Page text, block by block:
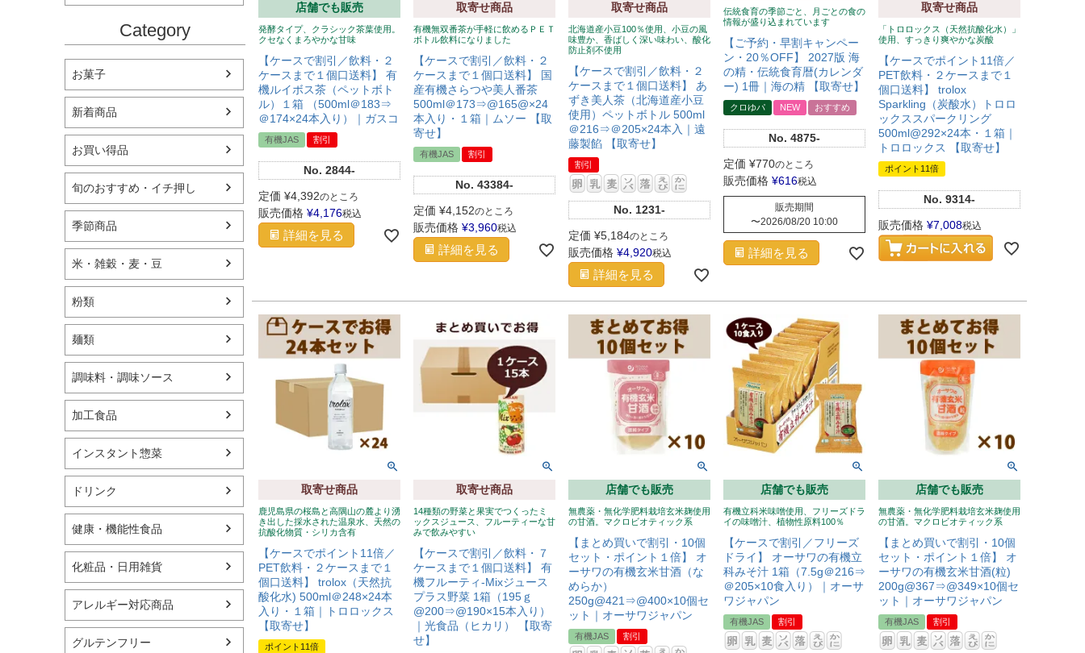
Category
お菓子
新着商品
お買い得品
旬のおすすめ・イチ押し
季節商品
米・雑穀・麦・豆
粉類
麺類
調味料・調味ソース
加工食品
インスタント惣菜
ドリンク
健康・機能性食品
化粧品・日用雑貨
アレルギー対応商品
グルテンフリー
店舗でも販売
発酵タイプ、クラシック茶葉使用。
クセなくまろやかな甘味
【ケースで割引／飲料・２
ケースまで１個口送料】 有
機ルイボス茶（ペットボト
ル）１箱 （500ml＠183⇒
＠174×24本入り）｜ガスコ
有機JAS 割引
No. 2844-
定価 ¥4,392のところ
販売価格 ¥4,176税込
詳細を見る
取寄せ商品
有機無双番茶が手軽に飲めるＰＥＴ
ボトル飲料になりました
【ケースで割引／飲料・２
ケースまで１個口送料】 国
産有機さらつや美人番茶
500ml＠173⇒@165@×24
本入り・１箱｜ムソー 【取
寄せ】
有機JAS 割引
No. 43384-
定価 ¥4,152のところ
販売価格 ¥3,960税込
詳細を見る
取寄せ商品
北海道産小豆100％使用、小豆の風
味豊か、香ばしく深い味わい、酸化
防止剤不使用
【ケースで割引／飲料・２
ケースまで１個口送料】 あ
ずき美人茶（北海道産小豆
使用）ペットボトル 500ml
＠216⇒＠205×24本入｜遠
藤製餡 【取寄せ】
割引
No. 1231-
定価 ¥5,184のところ
販売価格 ¥4,920税込
詳細を見る
伝統食育の季節ごと、月ごとの食の
情報が盛り込まれています
【ご予約・早割キャンペー
ン・20％OFF】 2027版 海
の精・伝統食育暦(カレンダ
ー) 1冊｜海の精 【取寄せ】
クロゆパ NEW おすすめ
No. 4875-
定価 ¥770のところ
販売価格 ¥616税込
販売期間
〜2026/08/20 10:00
詳細を見る
取寄せ商品
「トロロックス（天然抗酸化水）」
使用、すっきり爽やかな炭酸
【ケースでポイント11倍／
PET飲料・２ケースまで１
個口送料】 trolox
Sparkling（炭酸水）トロロ
ックススパークリング
500ml@292×24本・１箱｜
トロロックス 【取寄せ】
ポイント11倍
No. 9314-
販売価格 ¥7,008税込
取寄せ商品
鹿児島県の桜島と高隅山の麓より湧
き出した採水された温泉水、天然の
抗酸化物質・シリカ含有
【ケースでポイント11倍／
PET飲料・２ケースまで１
個口送料】 trolox（天然抗
酸化水) 500ml＠248×24本
入り・１箱｜トロロックス
【取寄せ】
ポイント11倍
取寄せ商品
14種類の野菜と果実でつくったミ
ックスジュース、フルーティーな甘
みで飲みやすい
【ケースで割引／飲料・７
ケースまで１個口送料】 有
機フルーティ-Mixジュース
プラス野菜 1箱（195ｇ
@200⇒@190×15本入り）
｜光食品（ヒカリ） 【取寄
せ】
店舗でも販売
無農薬・無化学肥料栽培玄米麹使用
の甘酒。マクロビオティック系
【まとめ買いで割引・10個
セット・ポイント１倍】 オ
ーサワの有機玄米甘酒（な
めらか）
250g@421⇒@400×10個セ
ット｜オーサワジャパン
有機JAS 割引
店舗でも販売
有機立科米味噌使用、フリーズドラ
イの味噌汁、植物性原料100％
【ケースで割引／フリーズ
ドライ】 オーサワの有機立
科みそ汁 1箱（7.5g＠216⇒
＠205×10食入り）｜オーサ
ワジャパン
有機JAS 割引
店舗でも販売
無農薬・無化学肥料栽培玄米麹使用
の甘酒。マクロビオティック系
【まとめ買いで割引・10個
セット・ポイント１倍】 オ
ーサワの有機玄米甘酒(粒)
200g@367⇒@349×10個セ
ット｜オーサワジャパン
有機JAS 割引